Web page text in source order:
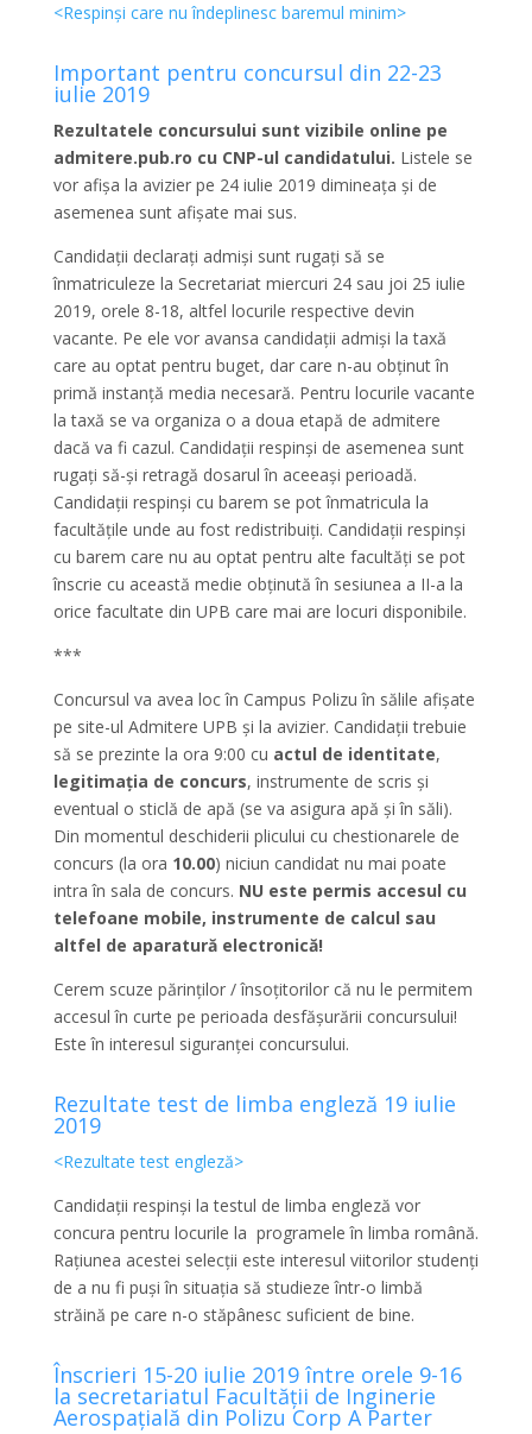
<Respinși care nu îndeplinesc baremul minim>
Important pentru concursul din 22-23
iulie 2019
Rezultatele concursului sunt vizibile online pe
admitere.pub.ro cu CNP-ul candidatului. Listele se
vor afișa la avizier pe 24 iulie 2019 dimineața și de
asemenea sunt afișate mai sus.
Candidații declarați admiși sunt rugați să se
înmatriculeze la Secretariat miercuri 24 sau joi 25 iulie
2019, orele 8-18, altfel locurile respective devin
vacante. Pe ele vor avansa candidații admiși la taxă
care au optat pentru buget, dar care n-au obținut în
primă instanță media necesară. Pentru locurile vacante
la taxă se va organiza o a doua etapă de admitere
dacă va fi cazul. Candidații respinși de asemenea sunt
rugați să-și retragă dosarul în aceeași perioadă.
Candidații respinși cu barem se pot înmatricula la
facultățile unde au fost redistribuiți. Candidații respinși
cu barem care nu au optat pentru alte facultăți se pot
înscrie cu această medie obținută în sesiunea a II-a la
orice facultate din UPB care mai are locuri disponibile.
***
Concursul va avea loc în Campus Polizu în sălile afișate
pe site-ul Admitere UPB și la avizier. Candidații trebuie
să se prezinte la ora 9:00 cu actul de identitate,
legitimația de concurs, instrumente de scris și
eventual o sticlă de apă (se va asigura apă și în săli).
Din momentul deschiderii plicului cu chestionarele de
concurs (la ora 10.00) niciun candidat nu mai poate
intra în sala de concurs. NU este permis accesul cu
telefoane mobile, instrumente de calcul sau
altfel de aparatură electronică!
Cerem scuze părinților / însoțitorilor că nu le permitem
accesul în curte pe perioada desfășurării concursului!
Este în interesul siguranței concursului.
Rezultate test de limba engleză 19 iulie
2019
<Rezultate test engleză>
Candidații respinși la testul de limba engleză vor
concura pentru locurile la programele în limba română.
Rațiunea acestei selecții este interesul viitorilor studenți
de a nu fi puși în situația să studieze într-o limbă
străină pe care n-o stăpânesc suficient de bine.
Înscrieri 15-20 iulie 2019 între orele 9-16
la secretariatul Facultății de Inginerie
Aerospațială din Polizu Corp A Parter